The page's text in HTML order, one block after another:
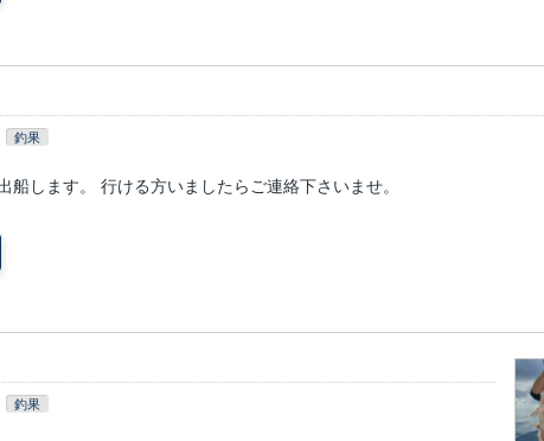
釣果
船します。 行ける方いましたらご連絡下さいませ。
釣果